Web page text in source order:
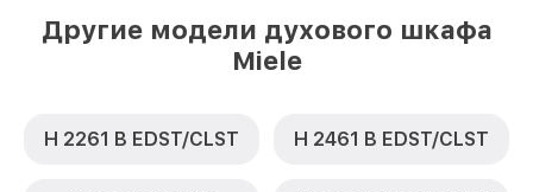
Другие модели духового шкафа
Miele
H 2261 B EDST/CLST H 2461 B EDST/CLST